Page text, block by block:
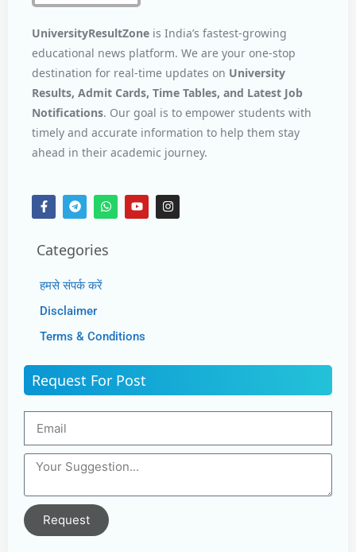
UniversityResultZone is India’s fastest-growing
educational news platform. We are your one-stop
destination for real-time updates on University
Results, Admit Cards, Time Tables, and Latest Job
Notifications. Our goal is to empower students with
timely and accurate information to help them stay
ahead in their academic journey.
Categories
हमसे संपर्क करें
Disclaimer
Terms & Conditions
Request For Post
Request